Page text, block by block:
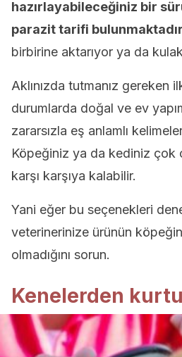
hazırlayabileceğiniz bir
parazit tarifi
birbirine aktarıyor ya da
Aklınızda tutmanız gereken
durumlarda doğal ve ev
zararsızla eş anlamlı
Köpeğiniz ya da kediniz çok
karşı karşıya kalabilir.
Yani eğer bu seçenekleri
veterinerinize ürünün
olmadığını sorun.
Kenelerden